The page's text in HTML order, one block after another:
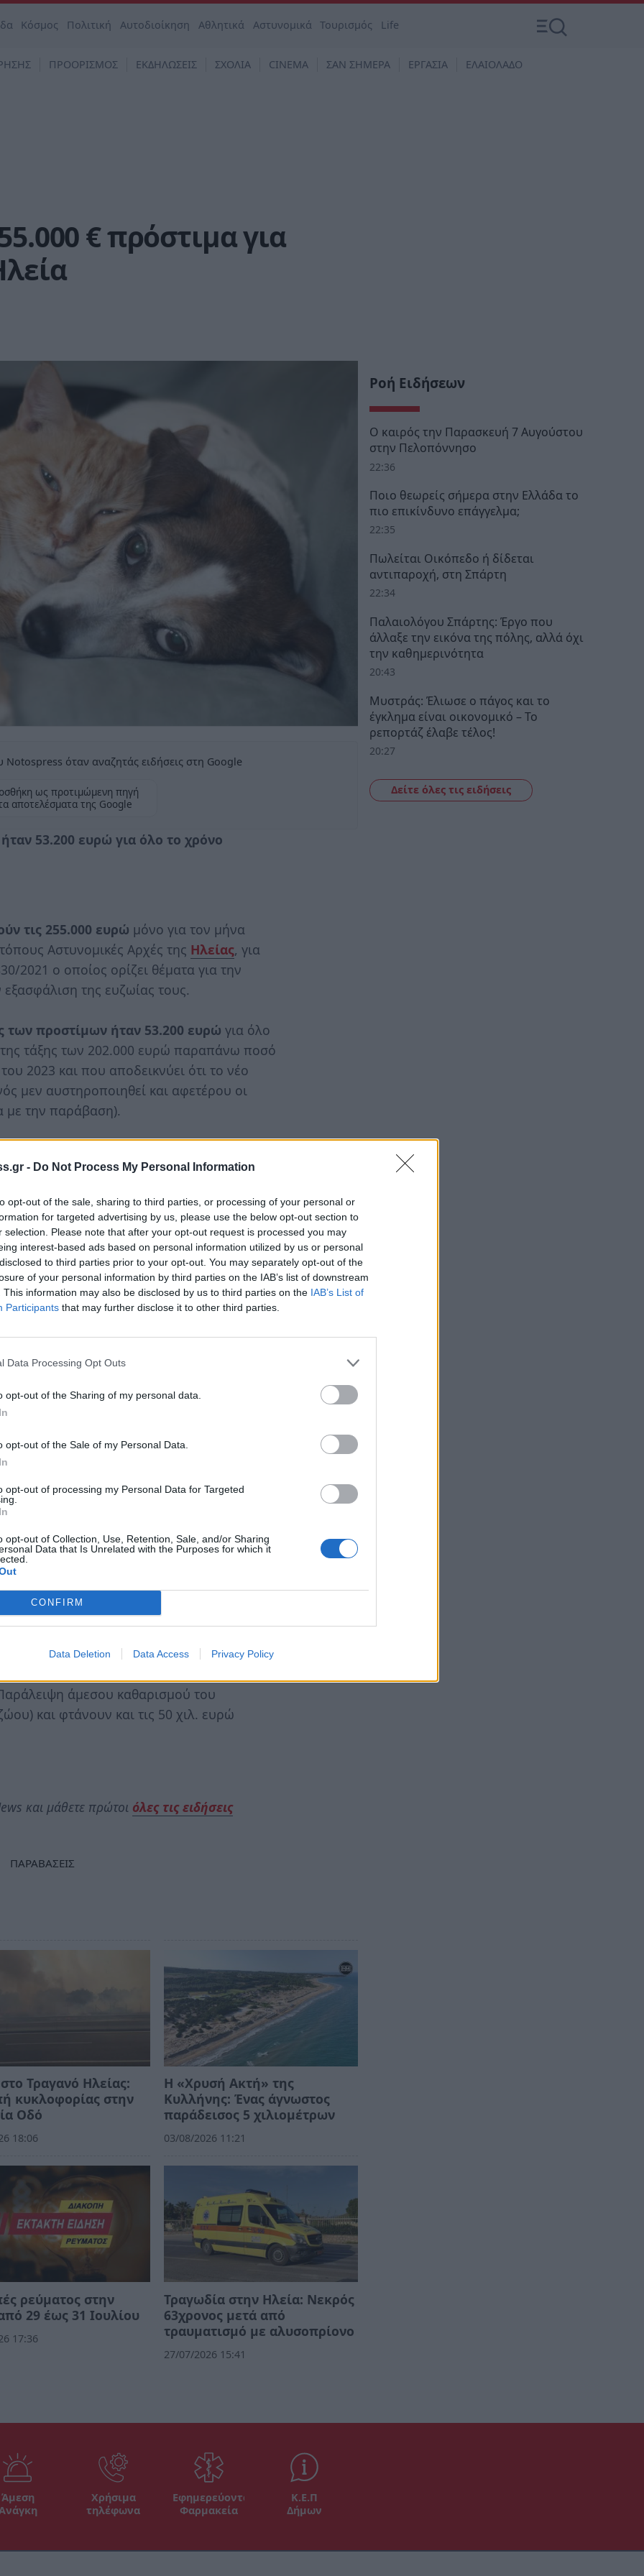
- Do Not Process My Personal Information
opt-out of the sale, sharing to third parties, or processing of your personal or
for targeted advertising by us, please use the below opt-out section to
selection. Please note that after your opt-out request is processed you may
interest-based ads based on personal information utilized by us or personal
to third parties prior to your opt-out. You may separately opt-out of the
of your personal information by third parties on the IAB’s list of downstream
This information may also be disclosed by us to third parties on the IAB’s List of
Participants that may further disclose it to other third parties.
Data Processing Opt Outs
opt-out of the Sharing of my personal data.
opt-out of the Sale of my Personal Data.
opt-out of processing my Personal Data for Targeted
opt-out of Collection, Use, Retention, Sale, and/or Sharing
Data that Is Unrelated with the Purposes for which it
CONFIRM
Data Deletion Data Access Privacy Policy
Κόσμος Πολιτική Αυτοδιοίκηση Αθλητικά Αστυνομικά Τουρισμός Life
ΠΡΟΟΡΙΣΜΟΣ ΕΚΔΗΛΩΣΕΙΣ ΣΧΟΛΙΑ CINEMA ΣΑΝ ΣΗΜΕΡΑ ΕΡΓΑΣΙΑ ΕΛΑΙΟΛΑΔΟ
€ πρόστιμα για
όταν αναζητάς ειδήσεις στη Google
ως προτιμώμενη πηγή
αποτελέσματα της Google
53.200 ευρώ για όλο το χρόνο
τις 255.000 ευρώ μόνο για τον μήνα
Αστυνομικές Αρχές της Ηλείας, για
2021 ο οποίος ορίζει θέματα για την
της ευζωίας τους.
των προστίμων ήταν 53.200 ευρώ για όλο
τάξης των 202.000 ευρώ παραπάνω ποσό
2023 και που αποδεικνύει ότι το νέο
μεν αυστηροποιηθεί και αφετέρου οι
με την παράβαση).
Διεύθυνσης Περιφέρειας Δυτικής
που αφορούσαν 50 υποθέσεις
και επιβλήθηκαν συνολικά 25 διοικητικά
10 καταγγελίες που αφορούσαν
, έγινε μία σύλληψη και επιβλήθηκαν 6
10 καταγγελίες που αφορούσαν σε
δεν υπήρξαν συλλήψεις και
ορίζεται στις διατάξεις του
«η προστασία των ζώων συντροφιάς και η
της υπεύθυνης ιδιοκτησίας των ζώων
κανονιστικού πλαισίου για τη
και στρατηγικής για τη δραστική μείωση
με απαρέγκλιτη τήρηση των
επιφέρει Ποινικές και Διοικητικές
στα άρθρα 34 (Ποινικές Κυρώσεις)
άμεσου καθαρισμού του
και φτάνουν και τις 50 χιλ. ευρώ
και μάθετε πρώτοι όλες τις ειδήσεις
ΠΑΡΑΒΑΣΕΙΣ
Τραγανό Ηλείας:
κυκλοφορίας στην
Οδό
18:06
Η «Χρυσή Ακτή» της
Κυλλήνης: Ένας άγνωστος
παράδεισος 5 χιλιομέτρων
03/08/2026 11:21
ρεύματος στην
29 έως 31 Ιουλίου
17:36
Τραγωδία στην Ηλεία: Νεκρός
63χρονος μετά από
τραυματισμό με αλυσοπρίονο
27/07/2026 15:41
Ροή Ειδήσεων
Ο καιρός την Παρασκευή 7 Αυγούστου
στην Πελοπόννησο
22:36
Ποιο θεωρείς σήμερα στην Ελλάδα το
πιο επικίνδυνο επάγγελμα;
22:35
Πωλείται Οικόπεδο ή δίδεται
αντιπαροχή, στη Σπάρτη
22:34
Παλαιολόγου Σπάρτης: Έργο που
άλλαξε την εικόνα της πόλης, αλλά όχι
την καθημερινότητα
20:43
Μυστράς: Έλιωσε ο πάγος και το
έγκλημα είναι οικονομικό – Το
ρεπορτάζ έλαβε τέλος!
20:27
Δείτε όλες τις ειδήσεις
Άμεση
Χρήσιμα
τηλέφωνα
Εφημερεύοντα
Φαρμακεία
Κ.Ε.Π
Δήμων